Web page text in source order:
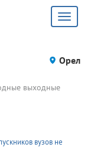
Toggle
Орел
выходные
вузов не